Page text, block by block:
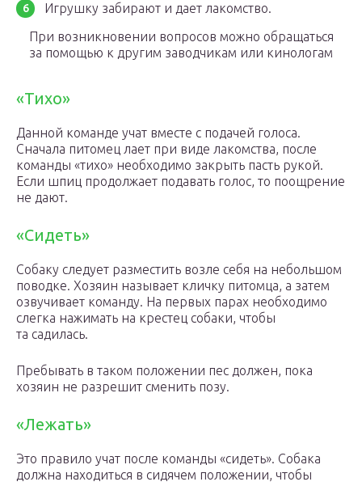
Игрушку забирают и дает лакомство.
При возникновении вопросов можно обращаться
за помощью к другим заводчикам или кинологам
«Тихо»
Данной команде учат вместе с подачей голоса.
Сначала питомец лает при виде лакомства, после
команды «тихо» необходимо закрыть пасть рукой.
Если шпиц продолжает подавать голос, то поощрение
не дают.
«Сидеть»
Собаку следует разместить возле себя на небольшом
поводке. Хозяин называет кличку питомца, а затем
озвучивает команду. На первых парах необходимо
слегка нажимать на крестец собаки, чтобы
та садилась.
Пребывать в таком положении пес должен, пока
хозяин не разрешит сменить позу.
«Лежать»
Это правило учат после команды «сидеть». Собака
должна находиться в сидячем положении, чтобы